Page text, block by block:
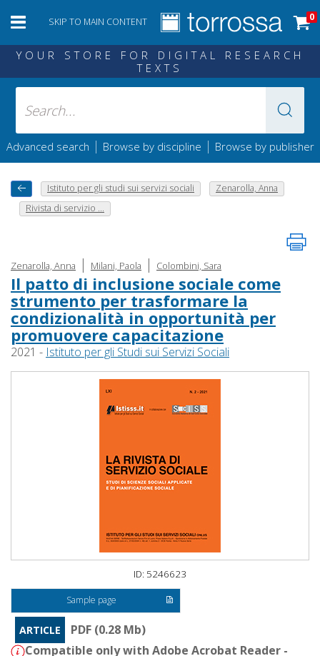
SKIP TO MAIN CONTENT 0
YOUR STORE FOR DIGITAL RESEARCH
TEXTS
Advanced search | Browse by discipline | Browse by publisher
Istituto per gli studi sui servizi sociali
Zenarolla, Anna
Rivista di servizio ...
Zenarolla, Anna | Milani, Paola | Colombini, Sara
Il patto di inclusione sociale come
strumento per trasformare la
condizionalità in opportunità per
promuovere capacitazione
2021 - Istituto per gli Studi sui Servizi Sociali
ID: 5246623
Sample page
ARTICLE
PDF (0.28 Mb)
Compatible only with Adobe Acrobat Reader -